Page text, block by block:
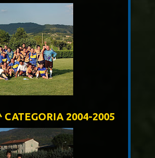
2004-2005